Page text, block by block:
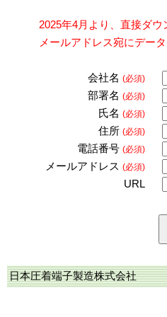
2025年4月より、直接ダ
メールアドレス宛にデー
会社名 (必須)
部署名 (必須)
氏名 (必須)
住所 (必須)
電話番号 (必須)
メールアドレス (必須)
URL
日本圧着端子製造株式会社